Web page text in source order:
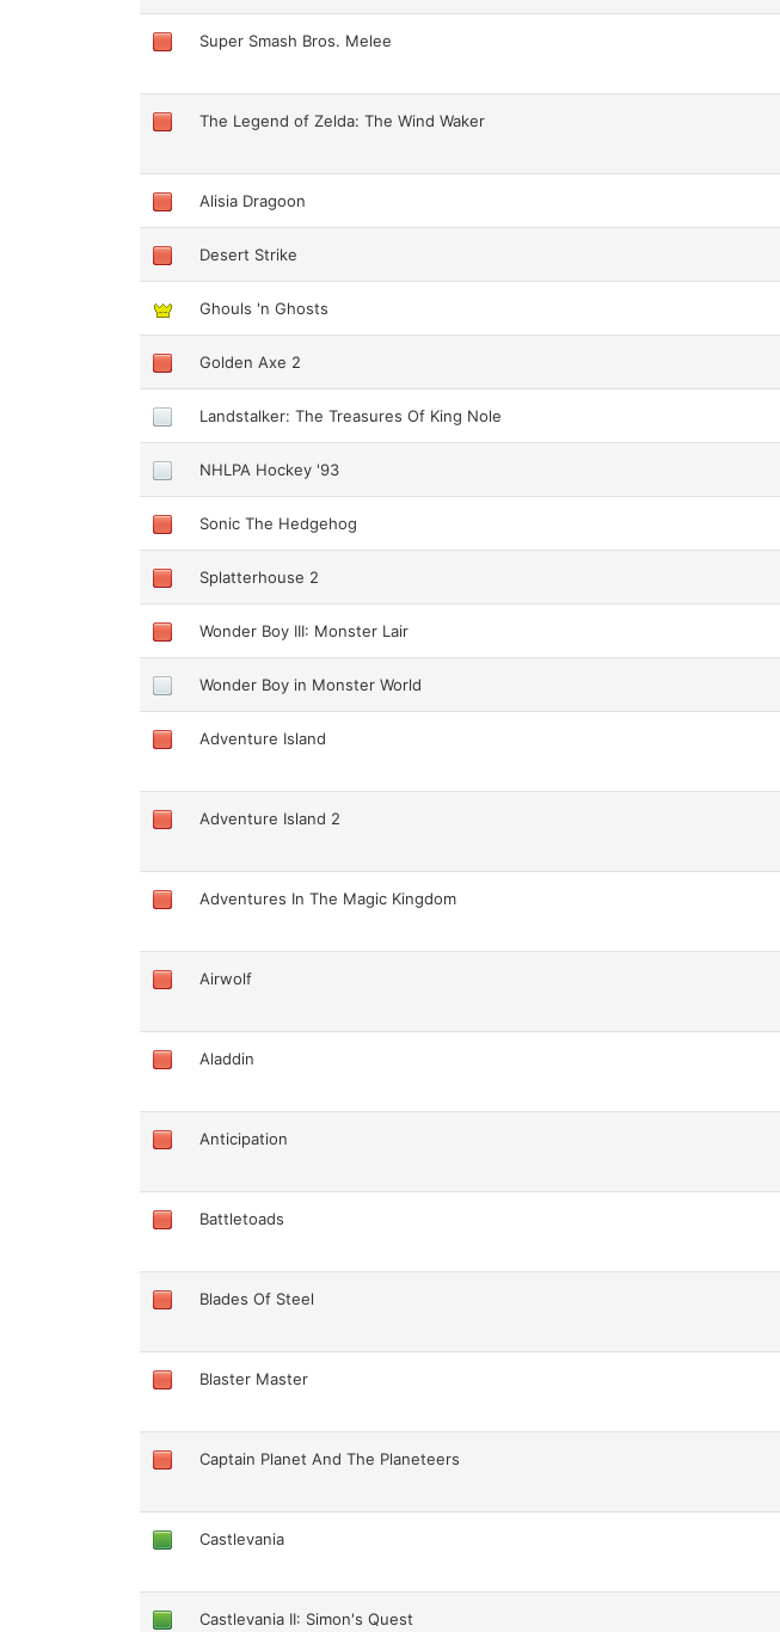
Super Smash Bros. Melee
The Legend of Zelda: The Wind Waker
Alisia Dragoon
Desert Strike
Ghouls 'n Ghosts
Golden Axe 2
Landstalker: The Treasures Of King Nole
NHLPA Hockey '93
Sonic The Hedgehog
Splatterhouse 2
Wonder Boy III: Monster Lair
Wonder Boy in Monster World
Adventure Island
Adventure Island 2
Adventures In The Magic Kingdom
Airwolf
Aladdin
Anticipation
Battletoads
Blades Of Steel
Blaster Master
Captain Planet And The Planeteers
Castlevania
Castlevania II: Simon's Quest